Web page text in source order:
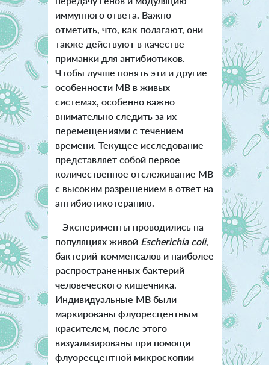
иммунного ответа. Важно
отметить, что, как полагают, они
также действуют в качестве
приманки для антибиотиков.
Чтобы лучше понять эти и другие
особенности MВ в живых
системах, особенно важно
внимательно следить за их
перемещениями с течением
времени. Текущее исследование
представляет собой первое
количественное отслеживание MВ
с высоким разрешением в ответ на
антибиотикотерапию.
Эксперименты проводились на
популяциях живой Escherichia coli,
бактерий-комменсалов и наиболее
распространенных бактерий
человеческого кишечника.
Индивидуальные MВ были
маркированы флуоресцентным
красителем, после этого
визуализированы при помощи
флуоресцентной микроскопии